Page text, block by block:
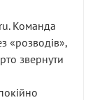
Команда
«розводів»,
звернути